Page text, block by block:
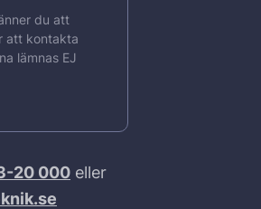
du att
att kontakta
lämnas EJ
20 000 eller